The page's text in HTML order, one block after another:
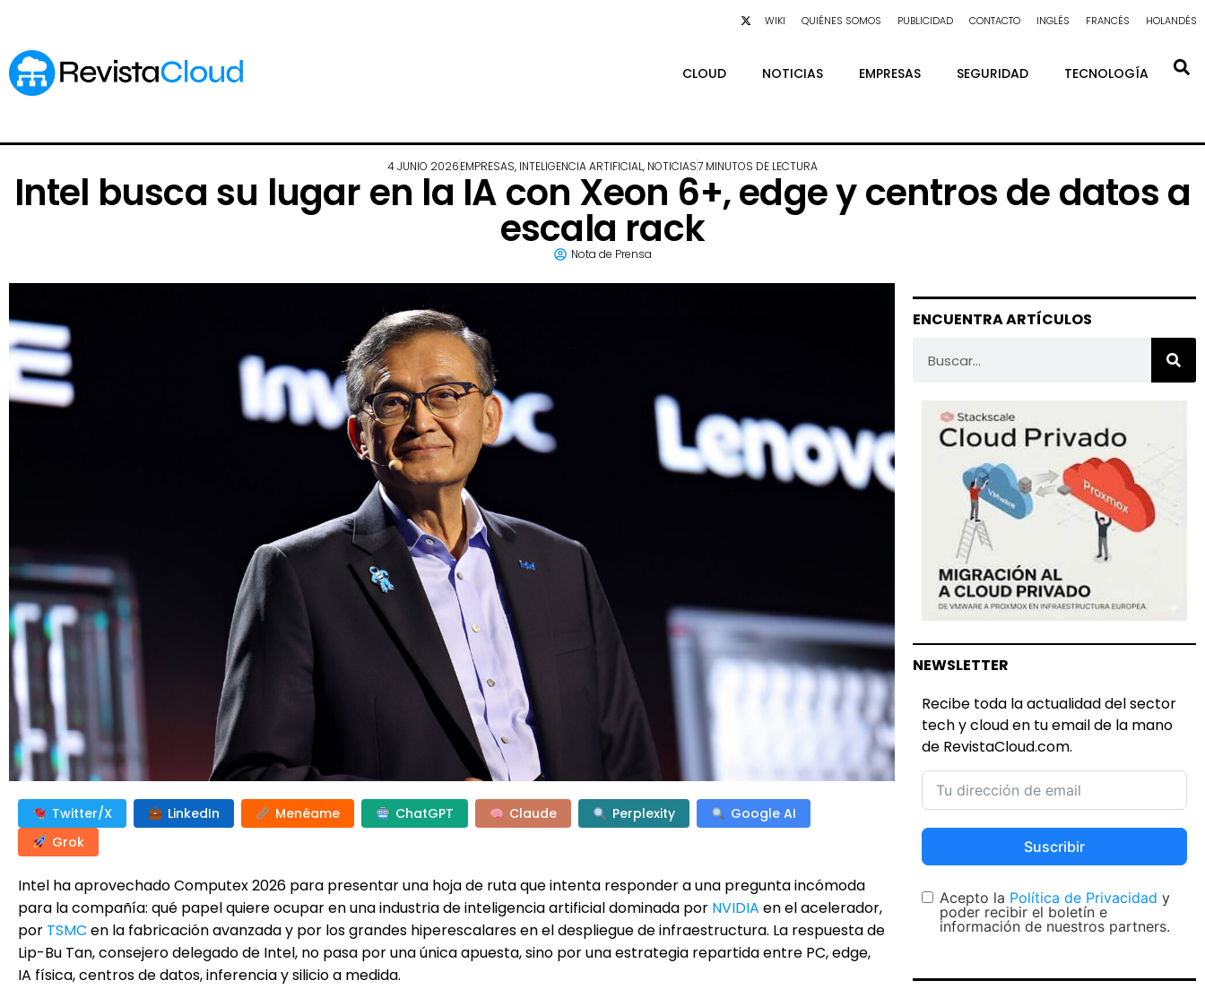
WIKI QUIÉNES SOMOS PUBLICIDAD CONTACTO INGLÉS FRANCÉS HOLANDÉS
CLOUD NOTICIAS EMPRESAS SEGURIDAD TECNOLOGÍA
4 JUNIO 2026EMPRESAS, INTELIGENCIA ARTIFICIAL, NOTICIAS7 MINUTOS DE LECTURA
Intel busca su lugar en la IA con Xeon 6+, edge y centros de datos a
escala rack
Nota de Prensa
Twitter/X LinkedIn Menéame ChatGPT Claude Perplexity
Google AI
Grok
Intel ha aprovechado Computex 2026 para presentar una hoja de ruta que intenta responder a una pregunta incómoda
para la compañía: qué papel quiere ocupar en una industria de inteligencia artificial dominada por NVIDIA en el acelerador,
por TSMC en la fabricación avanzada y por los grandes hiperescalares en el despliegue de infraestructura. La respuesta de
Lip-Bu Tan, consejero delegado de Intel, no pasa por una única apuesta, sino por una estrategia repartida entre PC, edge,
IA física, centros de datos, inferencia y silicio a medida.
ENCUENTRA ARTÍCULOS
NEWSLETTER
Recibe toda la actualidad del sector
tech y cloud en tu email de la mano
de RevistaCloud.com.
Suscribir
Acepto la Política de Privacidad y
poder recibir el boletín e
información de nuestros partners.